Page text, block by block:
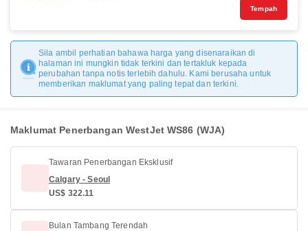
Tempah
Sila ambil perhatian bahawa harga yang disenaraikan di
halaman ini mungkin tidak terkini dan tertakluk kepada
perubahan tanpa notis terlebih dahulu. Kami berusaha untuk
memberikan maklumat yang paling tepat dan terkini.
Maklumat Penerbangan WestJet WS86 (WJA)
Tawaran Penerbangan Eksklusif
Calgary - Seoul
US$ 322.11
Bulan Tambang Terendah